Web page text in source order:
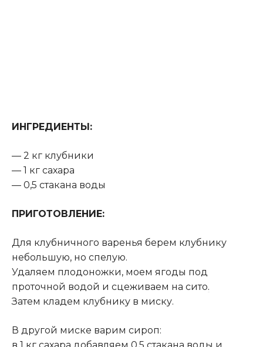
ИНГРЕДИЕНТЫ:
— 2 кг клубники
— 1 кг сахара
— 0,5 стакана воды
ПРИГОТОВЛЕНИЕ:
Для клубничного варенья берем клубнику
небольшую, но спелую.
Удаляем плодоножки, моем ягоды под
проточной водой и сцеживаем на сито.
Затем кладем клубнику в миску.
В другой миске варим сироп: